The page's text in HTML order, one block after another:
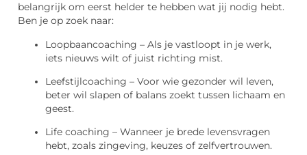
belangrijk om eerst helder te hebben wat jij nodig hebt.
Ben je op zoek naar:
Loopbaancoaching – Als je vastloopt in je werk,
iets nieuws wilt of juist richting mist.
Leefstijlcoaching – Voor wie gezonder wil leven,
beter wil slapen of balans zoekt tussen lichaam en
geest.
Life coaching – Wanneer je brede levensvragen
hebt, zoals zingeving, keuzes of zelfvertrouwen.